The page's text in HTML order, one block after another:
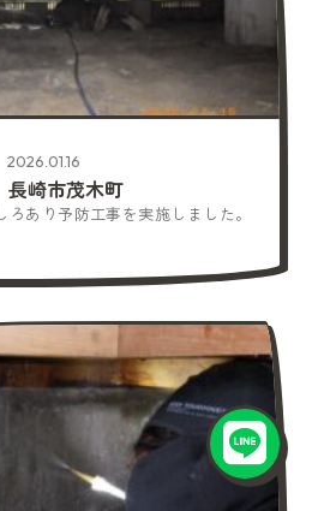
2026.01.16
崎市茂木町
あり予防工事を実施しました。